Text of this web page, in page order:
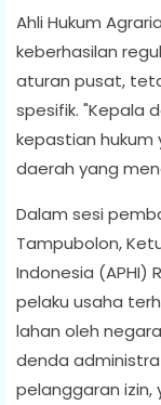
Ahli Hukum
keberhasilan
aturan pusat,
spesifik. "Kepala
kepastian hukum
daerah yang
Dalam sesi
Tampubolon,
Indonesia (APHI)
pelaku usaha
lahan oleh
denda
pelanggaran